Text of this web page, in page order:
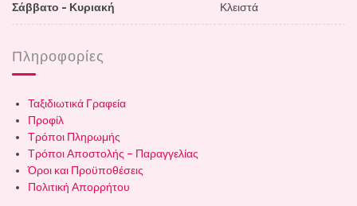
Σάββατο - Κυριακή Κλειστά
Πληροφορίες
Ταξιδιωτικά Γραφεία
Προφίλ
Τρόποι Πληρωμής
Τρόποι Αποστολής – Παραγγελίας
Όροι και Προϋποθέσεις
Πολιτική Απορρήτου